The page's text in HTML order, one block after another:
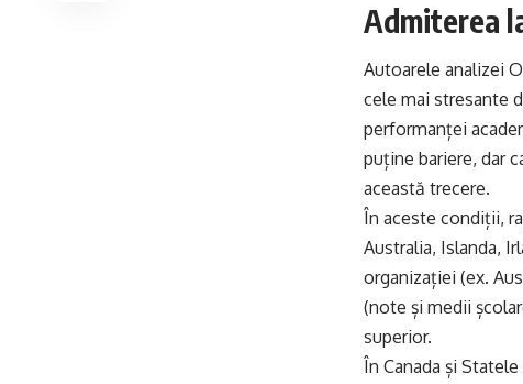
Admiterea
Autoarele analizei
cele mai stresante
performanței
puține bariere, dar
această trecere.
În aceste condiții,
Australia, Islanda,
organizației (ex.
(note și medii
superior.
În Canada și